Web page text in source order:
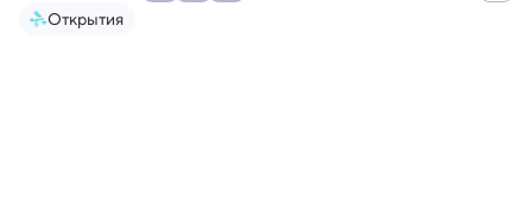
Открытия